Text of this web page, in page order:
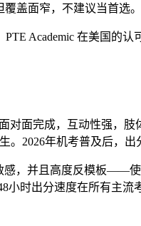
盖面窄，不建议当首选。
Academic 在美国的
对面完成，互动性强，肢
2026年机考普及后，出
，并且高度反模板——
时出分速度在所有主